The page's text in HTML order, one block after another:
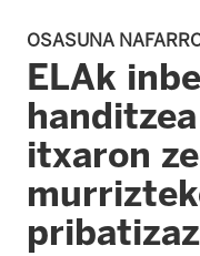
OSASUNA
ELAk
itxaron